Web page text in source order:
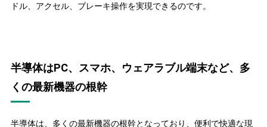
ドル、アクセル、ブレーキ操作を実現できるのです。
半導体はPC、スマホ、ウェアラブル端末など、多
くの最新機器の根幹
半導体は、多くの最新機器の根幹となっており、便利で快適な現